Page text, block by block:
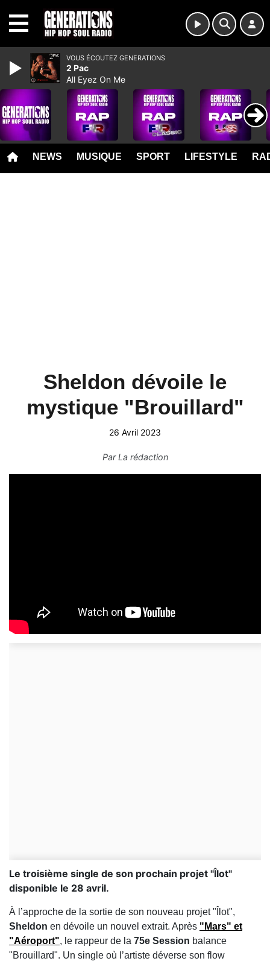
NEWS MUSIQUE SPORT LIFESTYLE
Sheldon dévoile le
mystique "Brouillard"
26 Avril 2023
ParLa rédaction
Le troisième single de son prochain projet "Îlot"
disponible le 28 avril.
À l’approche de la sortie de son nouveau projet "Îlot",
Sheldon en dévoile un nouvel extrait. Après "Mars" et
"Aéroport", le rappeur de la 75e Session balance
"Brouillard". Un single où l’artiste déverse son flow
VOUS ÉCOUTEZ GENERATIONS
2 Pac
All Eyez On Me